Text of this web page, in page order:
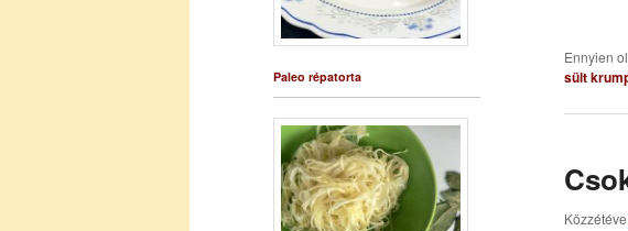
Ennyien
sült
Közzétéve
Paleo répatorta